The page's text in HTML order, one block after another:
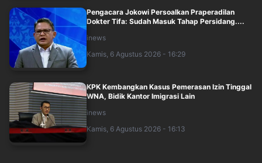
Pengacara Jokowi Persoalkan Praperadilan
Dokter Tifa: Sudah Masuk Tahap Persidang....
inews
Kamis, 6 Agustus 2026 - 16:29
KPK Kembangkan Kasus Pemerasan Izin Tinggal
WNA, Bidik Kantor Imigrasi Lain
inews
Kamis, 6 Agustus 2026 - 16:13